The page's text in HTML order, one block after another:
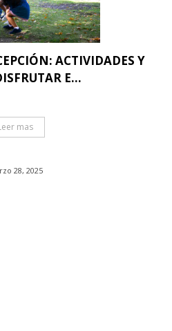
ACTIVIDADES Y
E...
mas
28, 2025